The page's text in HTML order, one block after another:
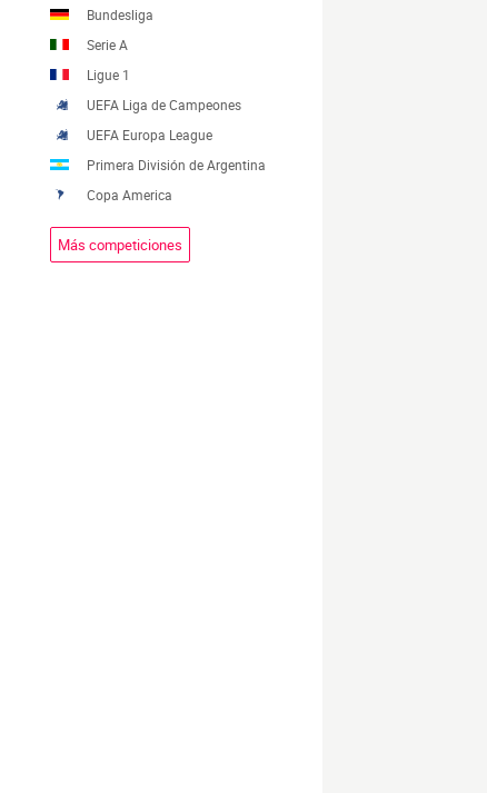
Bundesliga
Serie A
Ligue 1
UEFA Liga de Campeones
UEFA Europa League
Primera División de Argentina
Copa America
Más competiciones